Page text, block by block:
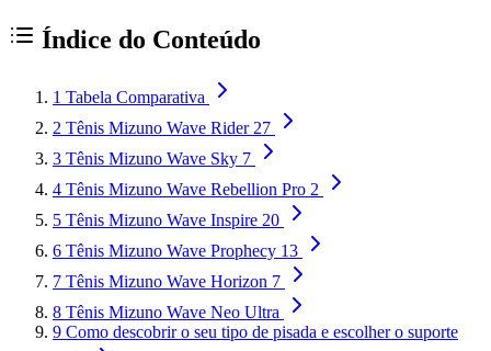
Índice do Conteúdo
1 Tabela Comparativa
2 Tênis Mizuno Wave Rider 27
3 Tênis Mizuno Wave Sky 7
4 Tênis Mizuno Wave Rebellion Pro 2
5 Tênis Mizuno Wave Inspire 20
6 Tênis Mizuno Wave Prophecy 13
7 Tênis Mizuno Wave Horizon 7
8 Tênis Mizuno Wave Neo Ultra
9 Como descobrir o seu tipo de pisada e escolher o suporte